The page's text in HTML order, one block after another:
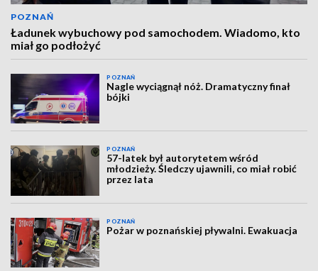
POZNAŃ
Ładunek wybuchowy pod samochodem. Wiadomo, kto
miał go podłożyć
POZNAŃ
Nagle wyciągnął nóż. Dramatyczny finał
bójki
POZNAŃ
57-latek był autorytetem wśród
młodzieży. Śledczy ujawnili, co miał robić
przez lata
POZNAŃ
Pożar w poznańskiej pływalni. Ewakuacja